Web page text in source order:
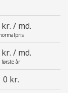
/ md.
/ md.
første år
0 kr.